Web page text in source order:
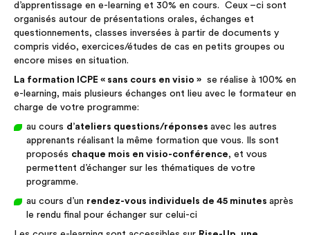
d’apprentissage en e-learning et 30% en cours. Ceux –ci sont
organisés autour de présentations orales, échanges et
questionnements, classes inversées à partir de documents y
compris vidéo, exercices/études de cas en petits groupes ou
encore mises en situation.
La formation ICPE « sans cours en visio » se réalise à 100% en
e-learning, mais plusieurs échanges ont lieu avec le formateur en
charge de votre programme:
au cours d’ateliers questions/réponses avec les autres
apprenants réalisant la même formation que vous. Ils sont
proposés chaque mois en visio-conférence, et vous
permettent d’échanger sur les thématiques de votre
programme.
au cours d’un rendez-vous individuels de 45 minutes après
le rendu final pour échanger sur celui-ci